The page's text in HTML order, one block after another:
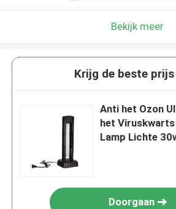
Bekijk meer
Krijg de beste
Anti het Ozon
het
Lamp Lichte
Doorgaan